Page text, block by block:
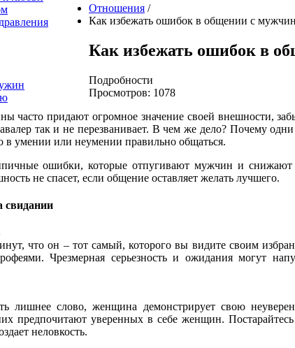
Отношения /
Как избежать ошибок в общении с
Как избежать ошибок в
Подробности
Просмотров: 1078
часто придают огромное значение своей внешности,
так и не перезванивает. В чем же дело? Почему
в умении или неумении правильно общаться.
ошибки, которые отпугивают мужчин и
не спасет, если общение оставляет желать лучшего.
свидании
что он – тот самый, которого вы видите своим
Чрезмерная серьезность и ожидания могут
лишнее слово, женщина демонстрирует свою
предпочитают уверенных в себе женщин. Постарайтесь
неловкость.